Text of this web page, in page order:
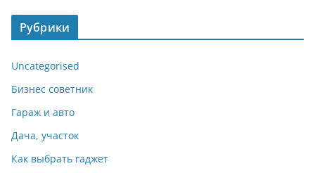
Рубрики
Uncategorised
Бизнес советник
Гараж и авто
Дача, участок
Как выбрать гаджет